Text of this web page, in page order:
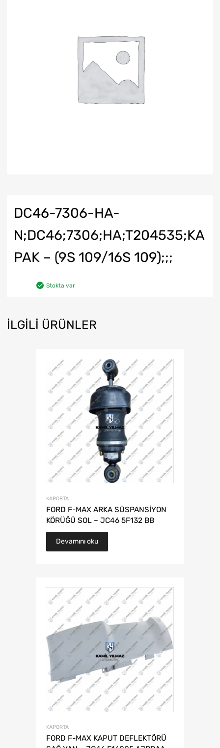
DC46-7306-HA-
N;DC46;7306;HA;T204535;KA
PAK – (9S 109/16S 109);;;
Stokta var
İLGILI ÜRÜNLER
KAPORTA
FORD F-MAX ARKA SÜSPANSİYON
KÖRÜĞÜ SOL – JC46 5F132 BB
Devamını oku
KAPORTA
FORD F-MAX KAPUT DEFLEKTÖRÜ